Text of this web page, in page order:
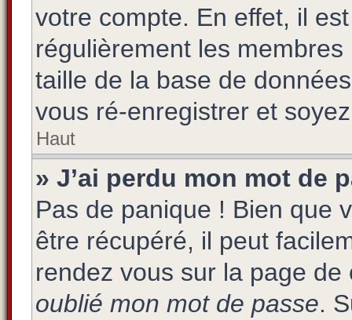
votre compte. En effet, il
régulièrement les
taille de la base de
vous ré-enregistrer et
Haut
» J’ai perdu mon mot de
Pas de panique ! Bien que
être récupéré, il peut
rendez vous sur la page
oublié mon mot de passe.